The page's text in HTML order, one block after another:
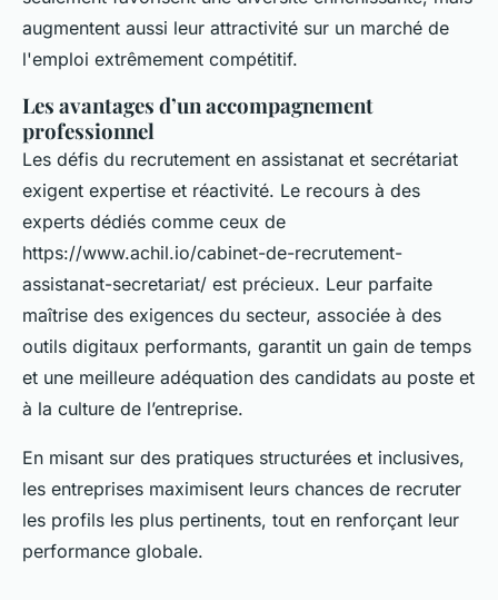
augmentent aussi leur attractivité sur un marché de
l'emploi extrêmement compétitif.
Les avantages d’un accompagnement
professionnel
Les défis du recrutement en assistanat et secrétariat
exigent expertise et réactivité. Le recours à des
experts dédiés comme ceux de
https://www.achil.io/cabinet-de-recrutement-
assistanat-secretariat/ est précieux. Leur parfaite
maîtrise des exigences du secteur, associée à des
outils digitaux performants, garantit un gain de temps
et une meilleure adéquation des candidats au poste et
à la culture de l’entreprise.
En misant sur des pratiques structurées et inclusives,
les entreprises maximisent leurs chances de recruter
les profils les plus pertinents, tout en renforçant leur
performance globale.